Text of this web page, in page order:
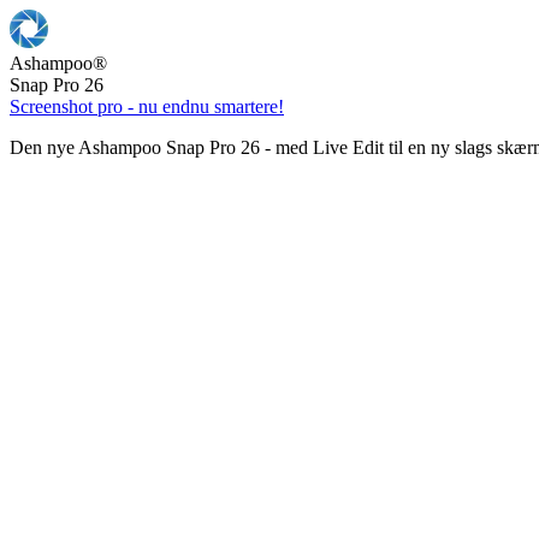
Ashampoo®
Snap Pro 26
Screenshot pro - nu endnu smartere!
Den nye Ashampoo Snap Pro 26 - med Live Edit til en ny slags